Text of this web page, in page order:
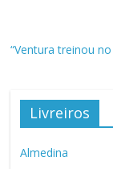
“Ventura treinou
Livreiros
Almedina